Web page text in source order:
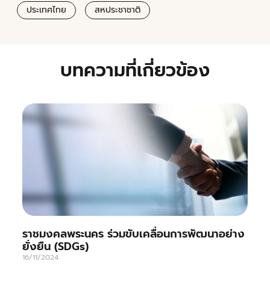
ประเทศไทย
สหประชาชาติ
บทความที่เกี่ยวข้อง
ราชมงคลพระนคร ร่วมขับเคลื่อนการพัฒนาอย่าง
ยั่งยืน (SDGs)
16/11/2024